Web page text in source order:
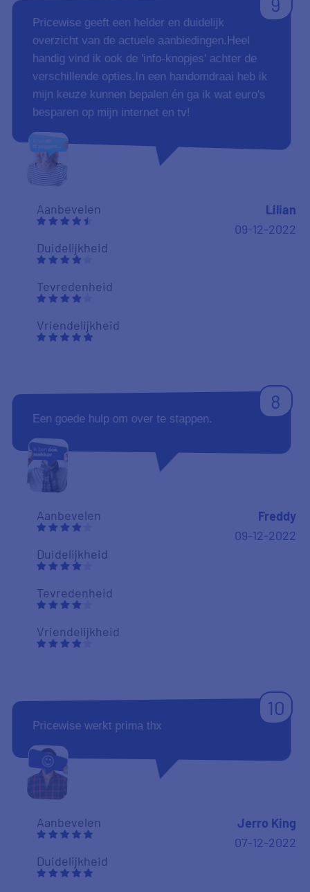
Pricewise geeft een helder en duidelijk
overzicht van de actuele aanbiedingen.Heel
handig vind ik ook de 'info-knopjes' achter de
verschillende opties.In een handomdraai heb ik
mijn keuze kunnen bepalen én ga ik wat euro's
besparen op mijn internet en tv!
Aanbevelen
Duidelijkheid
Tevredenheid
Vriendelijkheid
Lilian
09-12-2022
8
Een goede hulp om over te stappen.
Aanbevelen
Duidelijkheid
Tevredenheid
Vriendelijkheid
Freddy
09-12-2022
10
Pricewise werkt prima thx
Aanbevelen
Duidelijkheid
Jerro King
07-12-2022